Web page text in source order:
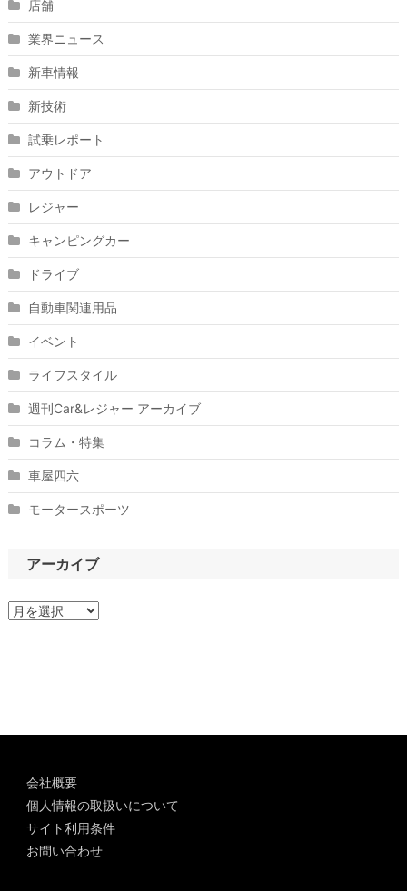
店舗
業界ニュース
新車情報
新技術
試乗レポート
アウトドア
レジャー
キャンピングカー
ドライブ
自動車関連用品
イベント
ライフスタイル
週刊Car&レジャー アーカイブ
コラム・特集
車屋四六
モータースポーツ
アーカイブ
ア
会社概要
個人情報の取扱いについて
サイト利用条件
お問い合わせ